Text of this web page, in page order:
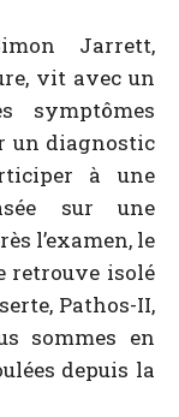
Jarrett,
vit avec un
symptômes
un diagnostic
à une
sur une
l’examen, le
retrouve isolé
Pathos-II,
sommes en
depuis la